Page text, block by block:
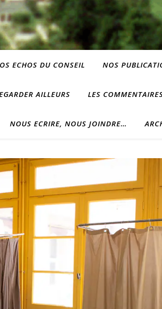
ECHOS DU CONSEIL NOS
AILLEURS LES
NOUS ECRIRE, NOUS JOINDRE…